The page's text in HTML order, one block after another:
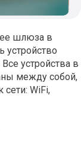
шлюза в
устройства в
между собой,
сети: WiFi,